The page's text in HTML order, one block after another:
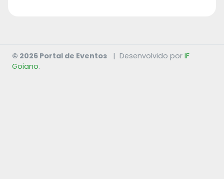
© 2026 Portal de Eventos | Desenvolvido por IF
Goiano.